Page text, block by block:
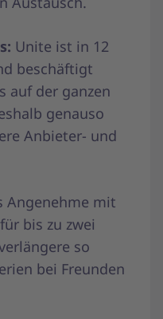
Unite ist in 12
beschäftigt
auf der ganzen
genauso
Anbieter- und
Angenehme mit
bis zu zwei
so
bei Freunden